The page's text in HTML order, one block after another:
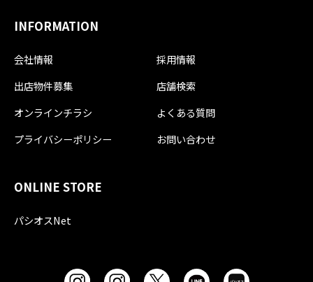
INFORMATION
会社情報
採用情報
出店物件募集
店舗検索
オンラインチラシ
よくある質問
プライバシーポリシー
お問い合わせ
ONLINE STORE
パシオスNet